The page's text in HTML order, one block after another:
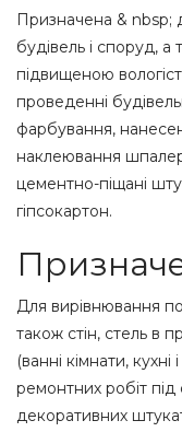
Призначена & nbsp;
будівель і споруд, а
підвищеною
проведенні
фарбування,
наклеювання
цементно-піщані
гіпсокартон.
Для вирівнювання
також стін, стель в
(ванні кімнати,
ремонтних робіт
декоративних